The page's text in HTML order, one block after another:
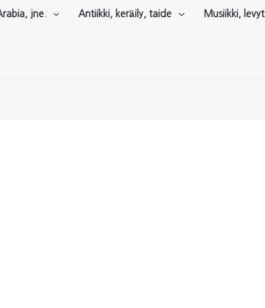
jne. Antiikki, keräily, taide Musiikki, levyt